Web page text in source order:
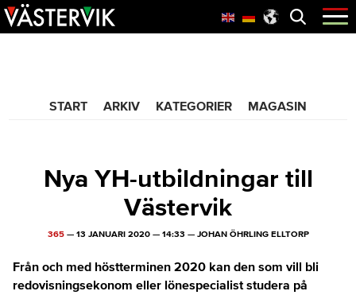
Hoppa
till
Skip
to
Hoppa
till
Öppna
menyn
START ARKIV KATEGORIER MAGASIN
Nya YH-utbildningar till
Västervik
365— 13 JANUARI 2020— 14:33 — JOHAN ÖHRLING ELLTORP
Från och med höstterminen 2020 kan den som vill bli
redovisningsekonom eller lönespecialist studera på